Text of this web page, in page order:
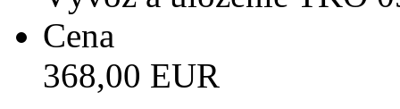
Cena
368,00 EUR